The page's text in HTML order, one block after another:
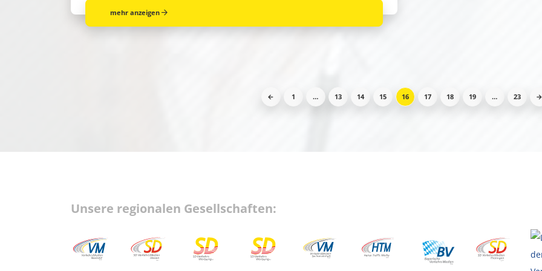
mehr anzeigen
← 1 … 13 14 15 16 17 18 19 … 23 →
Unsere regionalen Gesellschaften: